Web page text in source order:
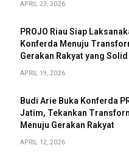
APRIL 23, 2026
PROJO Riau Siap
Konferda Menuju
Gerakan Rakyat yang Solid
APRIL 19, 2026
Budi Arie Buka Konferda
Jatim, Tekankan
Menuju Gerakan Rakyat
APRIL 12, 2026